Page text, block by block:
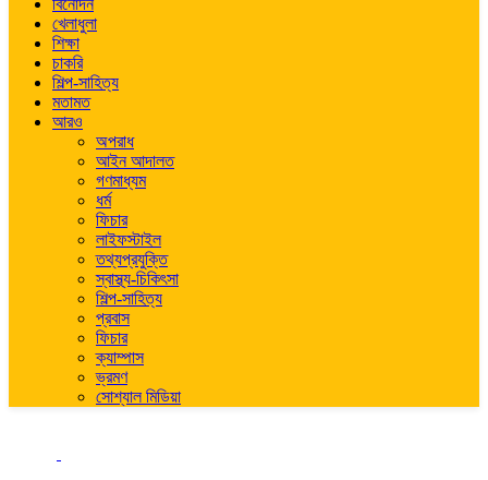
বিনোদন
খেলাধুলা
শিক্ষা
চাকরি
শিল্প-সাহিত্য
মতামত
আরও
অপরাধ
আইন আদালত
গণমাধ্যম
ধর্ম
ফিচার
লাইফস্টাইল
তথ্যপ্রযুক্তি
স্বাস্থ্য-চিকিৎসা
শিল্প-সাহিত্য
প্রবাস
ফিচার
ক্যাম্পাস
ভ্রমণ
সোশ্যাল মিডিয়া